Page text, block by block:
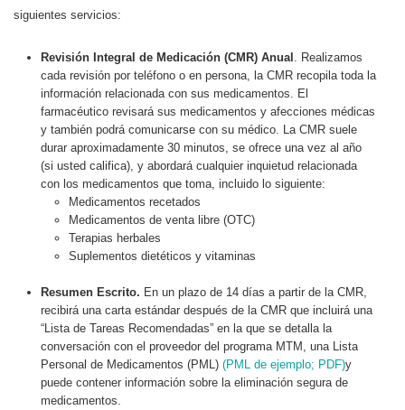
siguientes servicios:
Revisión Integral de Medicación (CMR) Anual . Realizamos
cada revisión por teléfono o en persona, la CMR recopila toda la
información relacionada con sus medicamentos. El
farmacéutico revisará sus medicamentos y afecciones médicas
y también podrá comunicarse con su médico. La CMR suele
durar aproximadamente 30 minutos, se ofrece una vez al año
(si usted califica), y abordará cualquier inquietud relacionada
con los medicamentos que toma, incluido lo siguiente:
Medicamentos recetados
Medicamentos de venta libre (OTC)
Terapias herbales
Suplementos dietéticos y vitaminas
Resumen Escrito. En un plazo de 14 días a partir de la CMR,
recibirá una carta estándar después de la CMR que incluirá una
“Lista de Tareas Recomendadas” en la que se detalla la
conversación con el proveedor del programa MTM, una Lista
Personal de Medicamentos (PML)(PML de ejemplo; PDF)y
puede contener información sobre la eliminación segura de
medicamentos.